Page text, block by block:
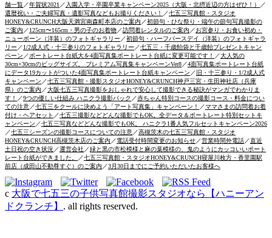
舗一覧／年賀状2021 ／ 入園入学・卒園卒業キャンペーン2025（大阪・北摂近辺の方はぜひ！）
／
還暦祝い・ご夫婦写真・遺影写真などもお撮りください！ ／七五三写真館・スタジオ
HONEY&CRUNCH大阪天満宮南森町本店のご案内 ／初節句・ひな祭り・端午の節句写真撮影の
ご案内 ／125cm〜165cm・男の子のお着物／訪問着レンタルのご案内 ／お宮参り・お食い初め・
ニューボーン（洋装）のフォトギャラリー ／初節句・ハーフバースデイ（洋装）のフォトギャラ
リー ／1/2成人式・十三参りのフォトギャラリー ／七五三・千歳飴袋と千歳飴プレゼントキャン
ペーン ／ポートレート台紙大を4面写真集ポートレート台紙に変更可能です！ ／大人気の
30cm×30cmのビッグサイズ。 プレミアム写真集キャンペーンVer8／4面写真集ポートレート台紙
にデータ19カットがついた4面写真集ポートレート台紙キャンペーン ／ 旧・十三参り・1/2成人式
キャンペーン ／七五三写真館・撮影スタジオHONEY&CRUNCH神戸三宮・生田神社店（兵庫
県）のご案内 ／大阪七五三写真撮影をおしゃれで安心して撮影できる秘訣がマンガでわかりま
す！ ／9つの優しい仕組み ハニクラ撮影パック ／赤ちゃん特別コースの撮影コース・料金につい
ての注意／七五三をクールに決めよう「アート写真集」キャンペーン！ ／ママさまの訪問着お着
付け・ヘアセット ／七五三撮影などどんな撮影でもOK。全データ＆ポートレート特別セットキ
ャンペーン ／七五三写真などどんな撮影でもOK。 ハニクラ1番人気フルセットキャンペーン2026
／七五三シーズンの撮影コースについての注意／高槻茨木の七五三写真館・スタジオ
HONEY&CRUNCH高槻茨木店のご案内 ／電話受付時間変更のお知らせ／営業時間外電話／直近
土日祝の空き状況 ／運営会社／緑と黒の市松模様と麻の葉模様の、鬼のようにカッコいいポート
レート台紙ができました。
／七五三写真館・スタジオHONEY&CRUNCH寝屋川枚方・香里園駅
前店（成田山不動尊すぐ）のご案内 ／3月30日までにご予約いただいたお客様へ
c 大阪で七五三の子供写真館撮影スタジオなら【ハニーアン
ドクランチ】 . all rights reserved.